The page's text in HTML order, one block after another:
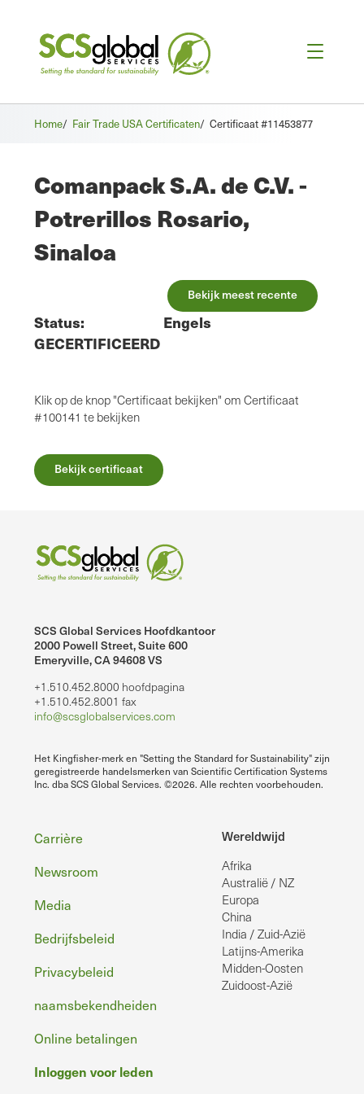
Home/ Fair Trade USA Certificaten/ Certificaat #11453877
Comanpack S.A. de C.V. -
Potrerillos Rosario,
Sinaloa
Bekijk meest recente
Status:
GECERTIFICEERD
Engels
Klik op de knop "Certificaat bekijken" om Certificaat
#100141 te bekijken
Bekijk certificaat
SCS Global Services Hoofdkantoor
2000 Powell Street, Suite 600
Emeryville, CA 94608 VS
+1.510.452.8000 hoofdpagina
+1.510.452.8001 fax
info@scsglobalservices.com
Het Kingfisher-merk en "Setting the Standard for Sustainability" zijn
geregistreerde handelsmerken van Scientific Certification Systems
Inc. dba SCS Global Services. ©2026. Alle rechten voorbehouden.
Wereldwijd
Afrika
Australië / NZ
Europa
China
India / Zuid-Azië
Latijns-Amerika
Midden-Oosten
Zuidoost-Azië
Voettekst
Carrière
Newsroom
Media
Bedrijfsbeleid
Privacybeleid
naamsbekendheiden
Online betalingen
Inloggen voor leden